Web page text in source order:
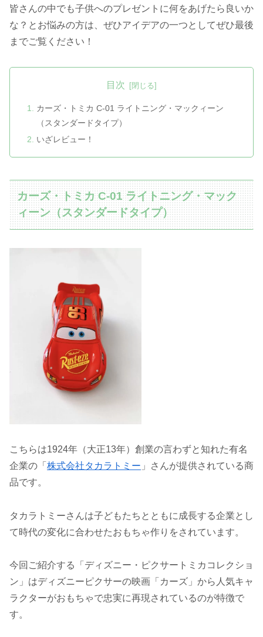
皆さんの中でも子供へのプレゼントに何をあげたら良いか
な？とお悩みの方は、ぜひアイデアの一つとしてぜひ最後
までご覧ください！
目次
カーズ・トミカ C-01 ライトニング・マックィーン
（スタンダードタイプ）
いざレビュー！
カーズ・トミカ C-01 ライトニング・マック
ィーン（スタンダードタイプ）
こちらは1924年（大正13年）創業の言わずと知れた有名
企業の「 株式会社タカラトミー 」さんが提供されている商
品です。
タカラトミーさんは子どもたちとともに成長する企業とし
て時代の変化に合わせたおもちゃ作りをされています。
今回ご紹介する「ディズニー・ピクサートミカコレクショ
ン」はディズニーピクサーの映画「カーズ」から人気キャ
ラクターがおもちゃで忠実に再現されているのが特徴で
す。